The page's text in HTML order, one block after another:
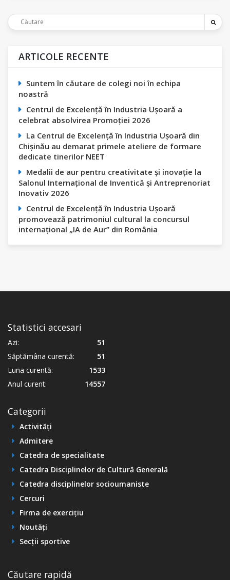
ARTICOLE RECENTE
Suntem în căutare de colegi noi în echipa
noastră
Centrul de Excelență în Industria Ușoară a
celebrat absolvirea Promoției 2026
La Centrul de Excelență în Industria Ușoară din
Chișinău au demarat primele ateliere de formare
dedicate tinerilor NEET
Medalii de aur pentru creativitate și inovație la
Salonul Internațional de Inventică și Antreprenoriat
Inovativ 2026
Centrul de Excelență în Industria Ușoară
promovează patrimoniul cultural la concursul
internațional „IA de Aur” din România
Statistici accesari
Azi:
51
Săptămâna curentă:
51
Luna curentă:
1533
Anul curent:
14557
Categorii
Activități
Admitere
Catedra de specialitate
Catedra Disciplinelor de Cultură Generală
Catedra disciplinelor socioumaniste
Cercuri
Firma de exercițiu
Noutăți
Secții sportive
Căutare rapidă